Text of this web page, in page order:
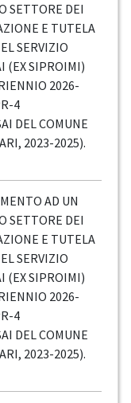
SETTORE DEI
E TUTELA
SERVIZIO
(EX SIPROIMI)
2026-
4
DEL COMUNE
2023-2025).
AD UN
SETTORE DEI
E TUTELA
SERVIZIO
(EX SIPROIMI)
2026-
4
DEL COMUNE
2023-2025).